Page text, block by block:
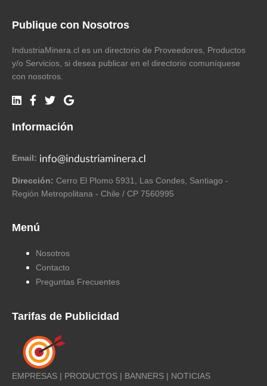
Publique con Nosotros
IndustriaMinera.cl es un directorio de Proveedores, Productos
y/o Servicios, si desea publicar en el directorio comuníquese
con nosotros.
Información
Email:
Dirección: Cerro El Plomo 5931, Las Condes, Santiago -
Región Metropolitana - Chile / CP 7560995
Menú
Nosotros
Contacto
Preguntas Frecuentes
Tarifas de Publicidad
EMPRESAS | PRODUCTOS | BANNERS | NOTICIAS